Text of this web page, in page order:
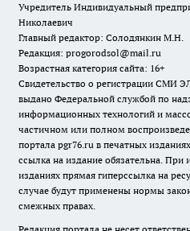
Учредитель Индивидуальный
Николаевич
Главный редактор: Солодянкин М.Н.
Редакция: progorodsol@mail.ru
Возрастная категория сайта: 16+
Свидетельство о регистрации СМИ
выдано Федеральной службой по
информационных технологий и
частичном или полном
портала pgr76.ru в печатных
ссылка на издание обязательна. При
изданиях прямая гиперссылка на
случае будут применены нормы
смежных правах.